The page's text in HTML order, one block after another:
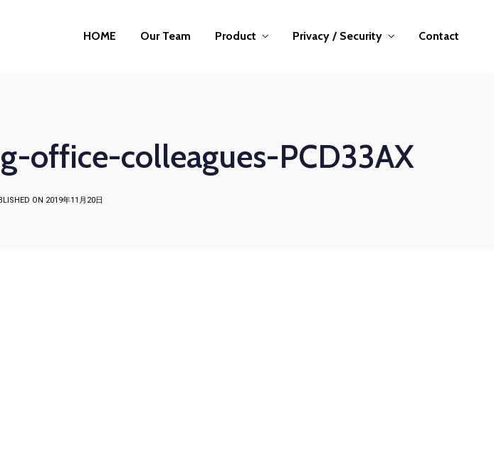
HOME Our Team Product Privacy / Security Contact
office-colleagues-PCD33AX
ON 2019年11月20日